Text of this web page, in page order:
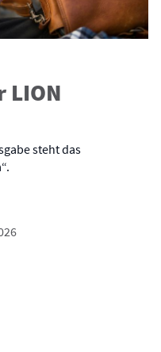
LION
steht das